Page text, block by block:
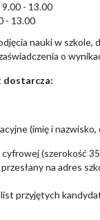
- 13.00
13.00
nauki w szkole,
o
dostarcza:
(imię i
(szerokość
na adres
przyjętych